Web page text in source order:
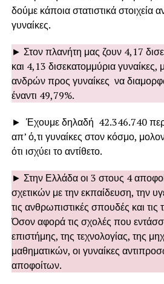
δούμε κάποια στατιστικά στοιχεία
γυναίκες.
► Στον πλανήτη μας ζουν 4,17
και 4,13 δισεκατομμύρια γυναίκες,
ανδρών προς γυναίκες να
έναντι 49,79%.
► Έχουμε δηλαδή 42.346.740
απ’ ό,τι γυναίκες στον κόσμο,
ότι ισχύει το αντίθετο.
► Στην Ελλάδα οι 3 στους 4
σχετικών με την εκπαίδευση, την
τις ανθρωπιστικές σπουδές και τις
Όσον αφορά τις σχολές που
επιστήμης, της τεχνολογίας, της
μαθηματικών, οι γυναίκες
αποφοίτων.